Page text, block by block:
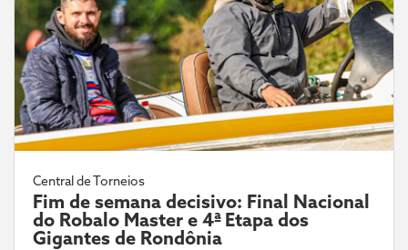
Central de Torneios
Fim de semana decisivo: Final Nacional
do Robalo Master e 4ª Etapa dos
Gigantes de Rondônia